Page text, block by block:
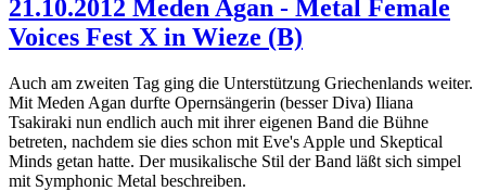
21.10.2012 Meden Agan - Metal Female
Voices Fest X in Wieze (B)
Auch am zweiten Tag ging die Unterstützung Griechenlands weiter.
Mit Meden Agan durfte Opernsängerin (besser Diva) Iliana
Tsakiraki nun endlich auch mit ihrer eigenen Band die Bühne
betreten, nachdem sie dies schon mit Eve's Apple und Skeptical
Minds getan hatte. Der musikalische Stil der Band läßt sich simpel
mit Symphonic Metal beschreiben.